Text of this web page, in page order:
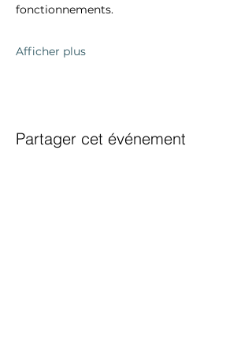
fonctionnements.
Afficher plus
Partager cet événement